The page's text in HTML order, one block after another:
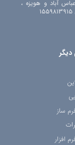
آباد و هویزه ،
ساز
افزار